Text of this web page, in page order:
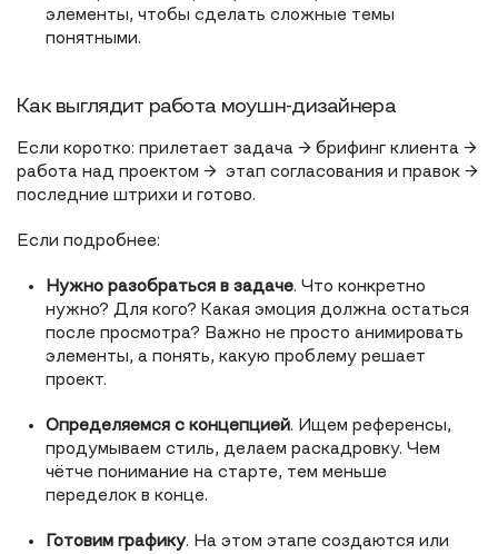
элементы, чтобы сделать сложные темы
понятными.
Как выглядит работа моушн-дизайнера
Если коротко: прилетает задача → брифинг клиента →
работа над проектом → этап согласования и правок →
последние штрихи и готово.
Если подробнее:
Нужно разобраться в задаче. Что конкретно
нужно? Для кого? Какая эмоция должна остаться
после просмотра? Важно не просто анимировать
элементы, а понять, какую проблему решает
проект.
Определяемся с концепцией. Ищем референсы,
продумываем стиль, делаем раскадровку. Чем
чётче понимание на старте, тем меньше
переделок в конце.
Готовим графику. На этом этапе создаются или